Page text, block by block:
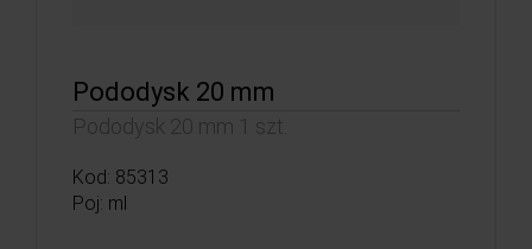
Pododysk 20 mm
Pododysk 20 mm 1 szt.
Kod: 85313
Poj: ml